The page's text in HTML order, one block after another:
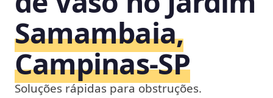
Samambaia,
Campinas‑SP
Soluções rápidas para obstruções.